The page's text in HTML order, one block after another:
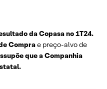
da Copasa no 1T24.
Comprae preço-alvo de
que a Companhia